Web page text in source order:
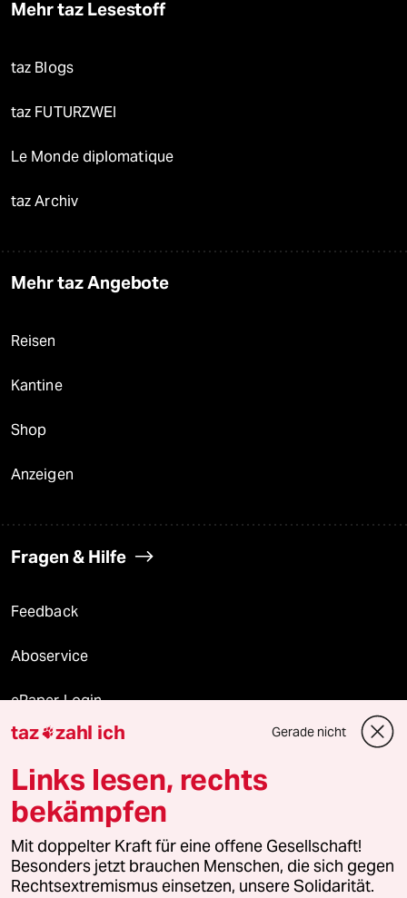
Mehr taz Lesestoff
taz Blogs
taz FUTURZWEI
Le Monde diplomatique
taz Archiv
Mehr taz Angebote
Reisen
Kantine
Shop
Anzeigen
Fragen & Hilfe
Feedback
Aboservice
ePaper Login
Downloads für Abonnierende
© 2026 taz Verlags und Vertriebs GmbH
Alle Rechte vorbehalten. Bei rechtlichen Fragen oder für Genehmigungen
wenden Sie sich bitte an
lizenzen@taz.de
taz zahl ich Gerade nicht
Links lesen, rechts
bekämpfen
Mit doppelter Kraft für eine offene Gesellschaft!
Besonders jetzt brauchen Menschen, die sich gegen
Rechtsextremismus einsetzen, unsere Solidarität.